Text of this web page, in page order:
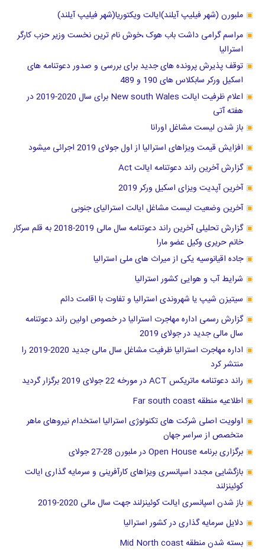
ملبورن (شهر فیلیپ آیلند)ایالت ویکتوریا(شهر فیلیپ آیلند)
مراسم گرامی داشت باب هوک ،خوش نام ترین نخست وزیر حزب کارگر
استرالیا
توقف پذیرش پرونده های جدید برای بررسی و صدور دعوتنامه های
اسکیل ورکر سابکلاس های 190 و 489
اعلام ظرفیت ایالت New south Wales برای سال 2020-2019 در
هفته آتی
باز شدن لیست مشاغل اورانا
افزایش قیمت ویزاهای استرالیا از اول جولای 2019 اجرائی میشود
گزارش آخرین راند دعوتنامه ایالت Act
آخرین آپدیت ویزای اسکیل ورکر 2019
آخرین وضعیت لیست مشاغل ایالت استرالیای جنوبی
گزارش تحلیلی آخرین راند دعوتنامه سال مالی 2019-2018 به قلم سرکار
خانم حریری وکیل عضو مارا
جاده اقیانوسیه یکی از میراث های ملی استرالیا
شرایط آب و هوایی کشور استرالیا
سیتیزن شیپ یا شهروندی استرالیا و تفاوت با اقامت دائم
گزارش رسمی اداره مهاجرت استرالیا در خصوص اولین راند دعوتنامه
سال مالی جدید در جولای 2019
اداره مهاجرت استرالیا ظرفیت مشاغل سال مالی جدید 2020-2019 را
منتشر کرد
راند دعوتنامه ماتریکس ACT در مورخه 22 جولای 2019 برگزار گردید
اطلاعیه منطقه Far south coast
اولویت اصلی شرکت های تکنولوژی استرالیا استخدام نیروهای ماهر
متخصص از سراسر جهان
برگزاری برنامه Open House در ملبورن 28-27 جولای
بازگشایی مجدد اسپانسری ویزاهای کارآفرینی و سرمایه گذاری ایالت
کوئینزلند
باز شدن اسپانسری ایالت کوئینزلند جهت سال مالی 2020-2019
دلایل سرمایه گذاری در کشور استرالیا
بسته شدن منطقه Mid North coast